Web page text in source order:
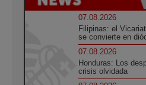
07.08.2026
Filipinas: el
se convierte en
07.08.2026
Honduras: Los
crisis olvidada